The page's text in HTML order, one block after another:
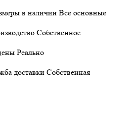
Все основные
Собственное
Реально
Собственная